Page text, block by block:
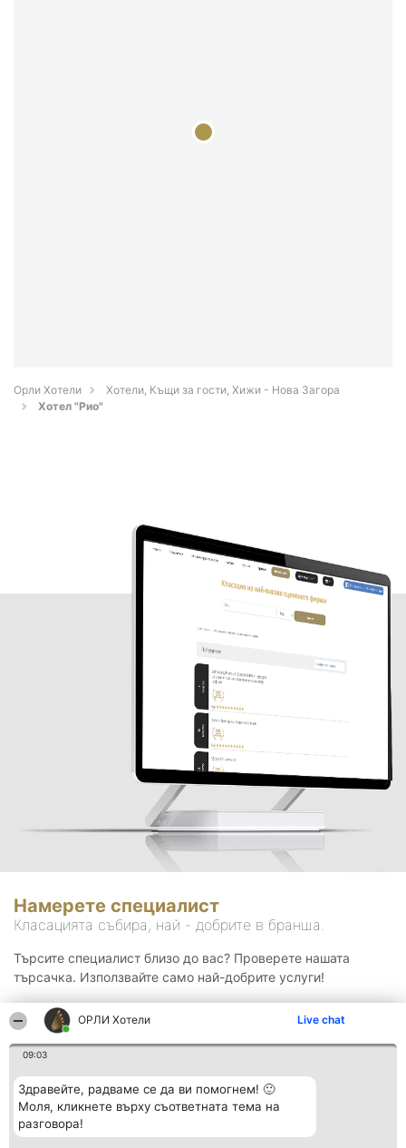
ОРЛИ Хотели Live chat
09:03
Здравейте, радваме се да ви помогнем! 🙂
Моля, кликнете върху съответната тема на
разговора!
Орли Хотели
Хотели, Къщи за гости, Хижи - Нова Загора
Хотел "Рио"
Намерете специалист
Класацията събира, най - добрите в бранша.
Търсите специалист близо до вас? Проверете нашата
търсачка. Използвайте само най-добрите услуги!